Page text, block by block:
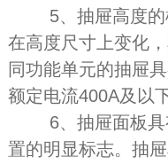
5、抽屉高度
在高度尺寸上变化
同功能单元的抽屉
额定电流400A及以下
6、抽屉面板
置的明显标志。抽